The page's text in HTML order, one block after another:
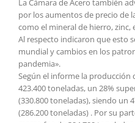
La Cámara de Acero también
por los aumentos de precio de
como el mineral de hierro,
Al respecto indicaron que esto
mundial y cambios en los
pandemia».
Según el informe la producción
423.400 toneladas, un 28%
(330.800 toneladas), siendo un
(286.200 toneladas) . Por su